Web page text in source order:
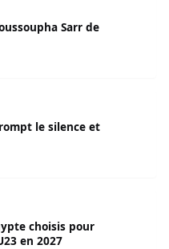
Sarr de
le silence et
choisis pour
en 2027